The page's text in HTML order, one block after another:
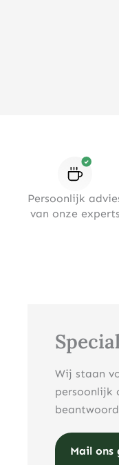
Persoonlijk
van onze experts
Wij staan
persoonlijk
Mail ons